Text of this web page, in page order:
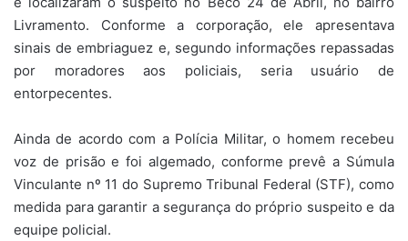
Livramento. Conforme a corporação, ele apresentava
sinais de embriaguez e, segundo informações repassadas
por moradores aos policiais, seria usuário de
entorpecentes.
Ainda de acordo com a Polícia Militar, o homem recebeu
voz de prisão e foi algemado, conforme prevê a Súmula
Vinculante nº 11 do Supremo Tribunal Federal (STF), como
medida para garantir a segurança do próprio suspeito e da
equipe policial.